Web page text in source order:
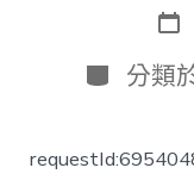
作
者
發
表
日
期
分
類
分類